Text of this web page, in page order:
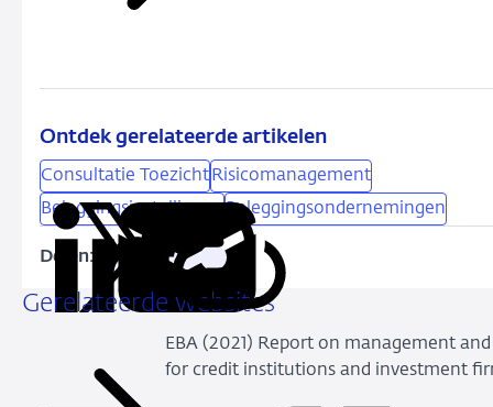
Ontdek gerelateerde artikelen
Consultatie Toezicht Risicomanagement
BeleggingsinstellingenBeleggingsondernemingen
Delen:
Deel
via via
Deel
via
Deel
via
mail
Kopieer
URL
Gerelateerde websites
EBA (2021) Report on management
for credit institutions and investment